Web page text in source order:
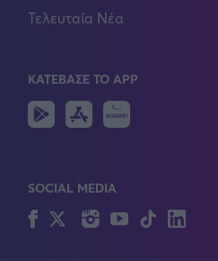
Τελευταία Νέα
ΚΑΤΕΒΑΣΕ ΤΟ APP
Android
IOS
SOCIAL MEDIA
FacebookTwitterInstagram
YouTubeTikTok